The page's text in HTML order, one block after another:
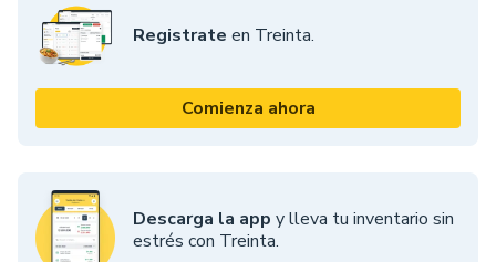
Registrate en Treinta.
Comienza ahora
Descarga la app y lleva tu inventario sin
estrés con Treinta.